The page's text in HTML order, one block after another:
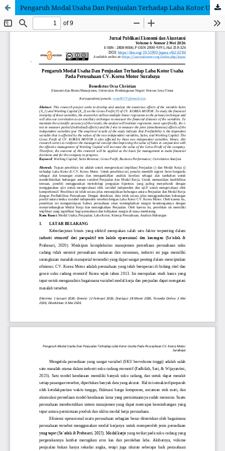
Pengaruh Modal Usaha Dan Penjualan Terhadap Laba Kotor Usaha Pada Perusahaan CV. Korea Motor Surabaya